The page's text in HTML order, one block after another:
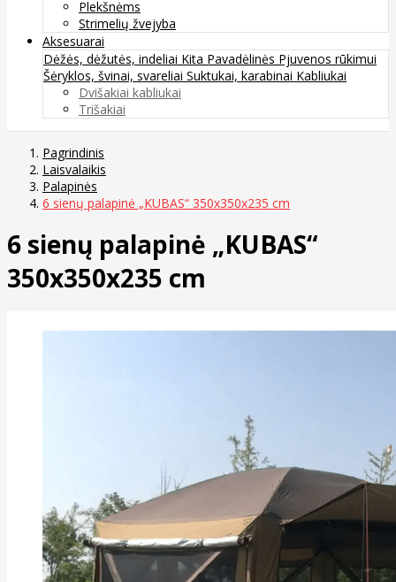
Plekšnėms
Strimelių žvejyba
Aksesuarai
Dėžės, dėžutės, indeliai Kita Pavadėlinės Pjuvenos rūkimui
Šėryklos, švinai, svareliai Suktukai, karabinai Kabliukai
Dvišakiai kabliukai
Trišakiai
Pagrindinis
Laisvalaikis
Palapinės
6 sienų palapinė „KUBAS“ 350x350x235 cm
6 sienų palapinė „KUBAS“
350x350x235 cm